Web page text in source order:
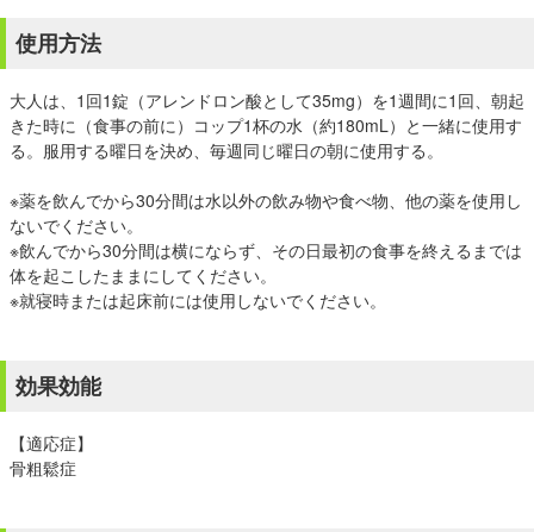
使用方法
大人は、1回1錠（アレンドロン酸として35mg）を1週間に1回、朝起
きた時に（食事の前に）コップ1杯の水（約180mL）と一緒に使用す
る。服用する曜日を決め、毎週同じ曜日の朝に使用する。
※薬を飲んでから30分間は水以外の飲み物や食べ物、他の薬を使用し
ないでください。
※飲んでから30分間は横にならず、その日最初の食事を終えるまでは
体を起こしたままにしてください。
※就寝時または起床前には使用しないでください。
効果効能
【適応症】
骨粗鬆症